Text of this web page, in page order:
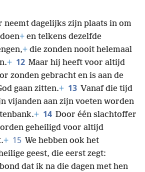
neemt dagelijks zijn plaats in om
+ en telkens dezelfde
+ die zonden nooit helemaal
+ 12 Maar hij heeft voor altijd
zonden gebracht en is aan de
gaan zitten.+ 13 Vanaf die tijd
vijanden aan zijn voeten worden
+ 14 Door één slachtoffer
geheiligd voor altijd
+ 15 We hebben ook het
geest, die eerst zegt:
dat ik na die dagen met hen